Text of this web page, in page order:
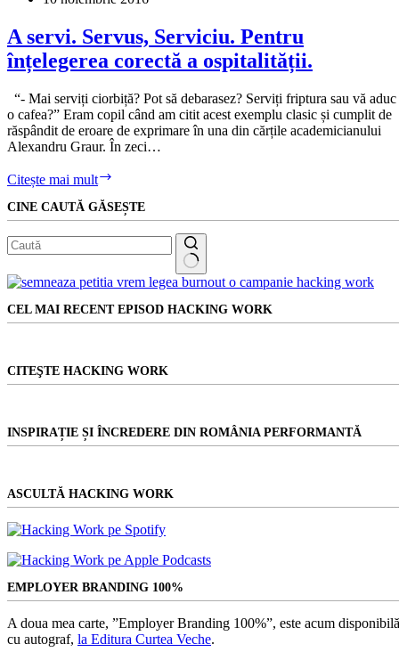
A servi. Servus, Serviciu. Pentru
înțelegerea corectă a ospitalității.
“- Mai serviți ciorbiță? Pot să debarasez? Serviți friptura sau vă aduc
o cafea?” Eram copil când am citit acest exemplu clasic și cumplit de
răspândit de eroare de exprimare în una din cărțile academicianului
Alexandru Graur. În zeci…
Citește mai mult
Servus,
Serviciu.
Pentru
înțelegerea
a
ospitalității.
CINE CAUTĂ GĂSEȘTE
Niciun
CEL MAI RECENT EPISOD HACKING WORK
CITEŞTE HACKING WORK
INSPIRAȚIE ȘI ÎNCREDERE DIN ROMÂNIA PERFORMANTĂ
ASCULTĂ HACKING WORK
EMPLOYER BRANDING 100%
A doua mea carte, ”Employer Branding 100%”, este acum
cu autograf, la Editura Curtea Veche.